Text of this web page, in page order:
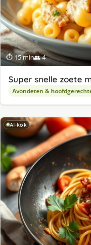
⏱ 15 min👥 4
Super snelle zoete
Avondeten &
AI-kok